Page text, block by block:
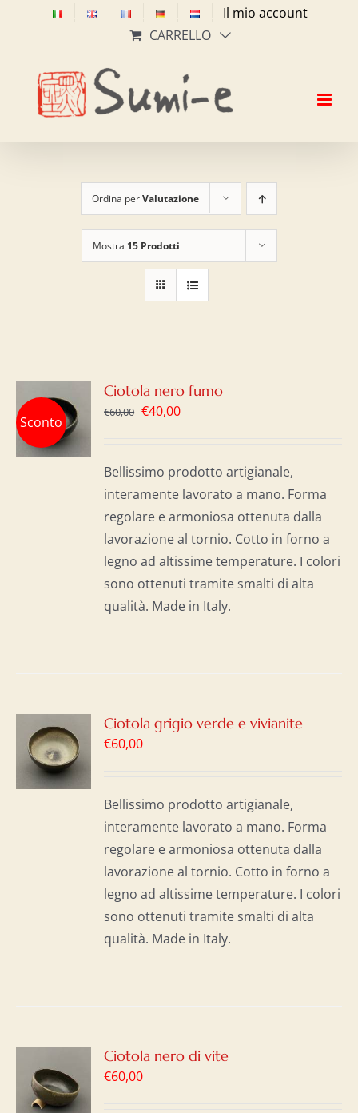
Il mio account
CARRELLO
Ordina perValutazione
Mostra 15 Prodotti
Sconto
Ciotola nero fumo
€60,00 Il
era:
€60,00.
€40,00Il
è:
€40,00.
Bellissimo prodotto artigianale,
interamente lavorato a mano. Forma
regolare e armoniosa ottenuta dalla
lavorazione al tornio. Cotto in forno a
legno ad altissime temperature. I colori
sono ottenuti tramite smalti di alta
qualità. Made in Italy.
Ciotola grigio verde e vivianite
€60,00
Bellissimo prodotto artigianale,
interamente lavorato a mano. Forma
regolare e armoniosa ottenuta dalla
lavorazione al tornio. Cotto in forno a
legno ad altissime temperature. I colori
sono ottenuti tramite smalti di alta
qualità. Made in Italy.
Ciotola nero di vite
€60,00